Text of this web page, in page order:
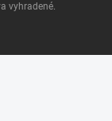
vyhradené.